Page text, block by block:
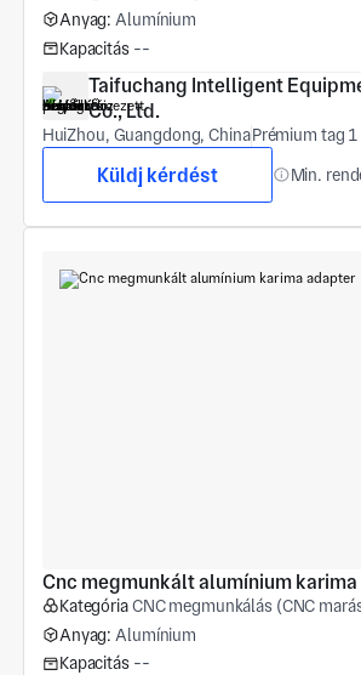
Anyag: Alumínium
Kapacitás --
Taifuchang Intelligent
Co., Ltd.
HuiZhou, Guangdong, ChinaPrémium tag 1
Küldj kérdést Min.
Cnc megmunkált alumínium
KategóriaCNC megmunkálás (CNC
Anyag: Alumínium
Kapacitás --